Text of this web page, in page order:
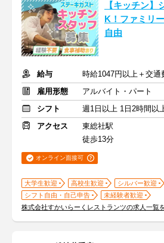
【キッチン】
K！ファミリ
自由
給与
時給1047円以上＋交通
雇用形態
アルバイト・パート
シフト
週1日以上 1日2時間以
アクセス
東総社駅
徒歩13分
オンライン面接可
大学生歓迎 高校生歓迎
シルバー歓迎
シフト自由・自己申告
未経験者歓迎
株式会社すかいらーくレストランツの求人一覧